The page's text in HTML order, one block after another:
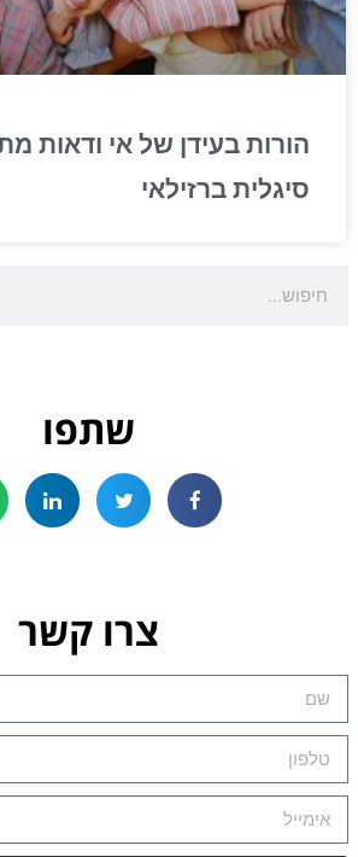
הורות בעידן של אי ודאות
סיגלית ברזילאי
שתפו
צרו קשר